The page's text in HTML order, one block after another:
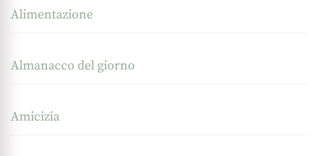
Alimentazione
Almanacco del giorno
Amicizia